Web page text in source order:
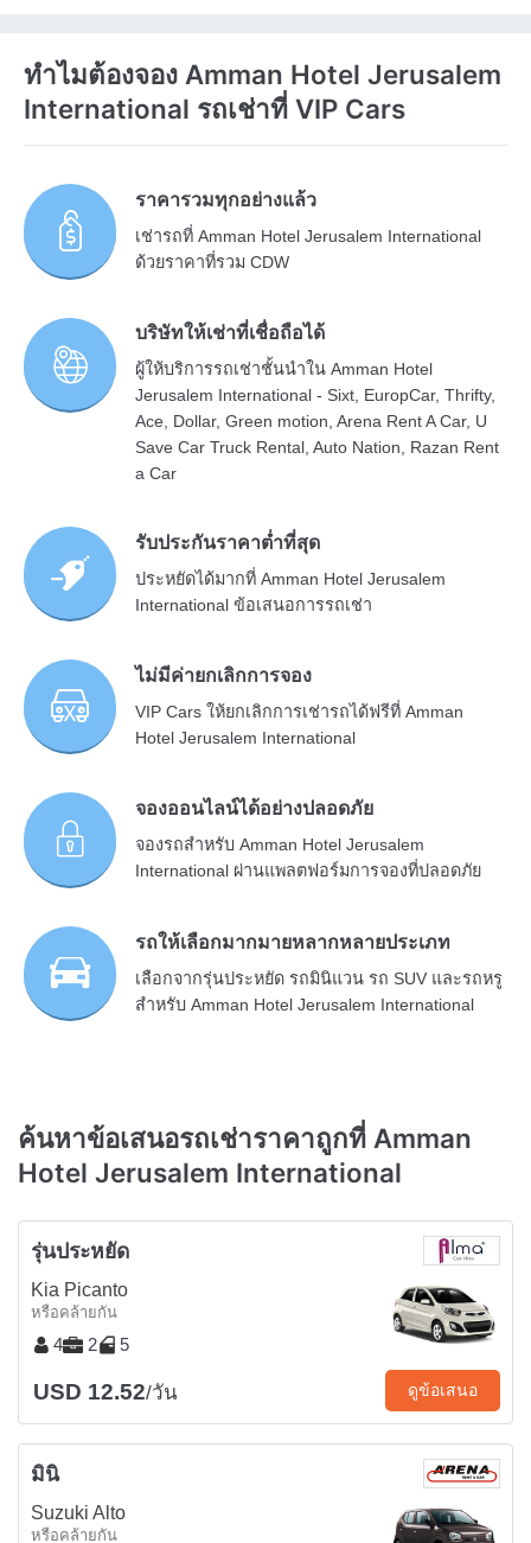
ทำไมต้องจอง Amman Hotel Jerusalem
International รถเช่าที่ VIP Cars
ราคารวมทุกอย่างแล้ว
เช่ารถที่ Amman Hotel Jerusalem International
ด้วยราคาที่รวม CDW
บริษัทให้เช่าที่เชื่อถือได้
ผู้ให้บริการรถเช่าชั้นนำใน Amman Hotel
Jerusalem International - Sixt, EuropCar, Thrifty,
Ace, Dollar, Green motion, Arena Rent A Car, U
Save Car Truck Rental, Auto Nation, Razan Rent
a Car
รับประกันราคาต่ำที่สุด
ประหยัดได้มากที่ Amman Hotel Jerusalem
International ข้อเสนอการรถเช่า
ไม่มีค่ายกเลิกการจอง
VIP Cars ให้ยกเลิกการเช่ารถได้ฟรีที่ Amman
Hotel Jerusalem International
จองออนไลน์ได้อย่างปลอดภัย
จองรถสำหรับ Amman Hotel Jerusalem
International ผ่านแพลตฟอร์มการจองที่ปลอดภัย
รถให้เลือกมากมายหลากหลายประเภท
เลือกจากรุ่นประหยัด รถมินิแวน รถ SUV และรถหรู
สำหรับ Amman Hotel Jerusalem International
ค้นหาข้อเสนอรถเช่าราคาถูกที่ Amman
Hotel Jerusalem International
รุ่นประหยัด
Kia Picanto
หรือคล้ายกัน
4 2 5
USD 12.52/วัน ดูข้อเสนอ
มินิ
Suzuki Alto
หรือคล้ายกัน